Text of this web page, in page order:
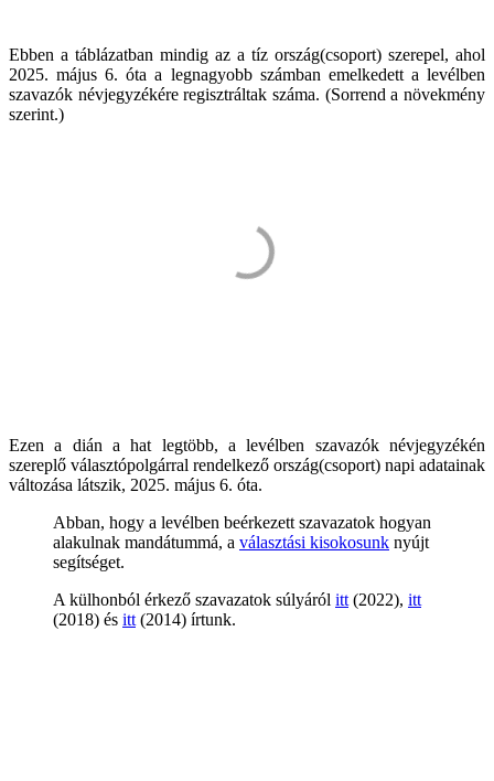
Ebben a táblázatban mindig az a tíz ország(csoport) szerepel, ahol
2025. május 6. óta a legnagyobb számban emelkedett a levélben
szavazók névjegyzékére regisztráltak száma. (Sorrend a növekmény
szerint.)
Ezen a dián a hat legtöbb, a levélben szavazók névjegyzékén
szereplő választópolgárral rendelkező ország(csoport) napi adatainak
változása látszik, 2025. május 6. óta.
Abban, hogy a levélben beérkezett szavazatok hogyan
alakulnak mandátummá, a választási kisokosunk nyújt
segítséget.
A külhonból érkező szavazatok súlyáról itt (2022), itt
(2018) és itt (2014) írtunk.